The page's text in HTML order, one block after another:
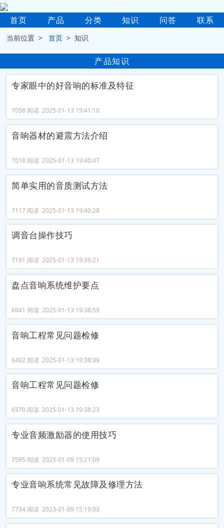
首页 产品 分类 知识 问答 联系
当前位置 >首页 > 知识
产品知识
专家眼中的好音响的标准及特征
7058 阅读 2025-01-13 19:41:10
音响器材的避震方法介绍
7018 阅读 2025-01-13 19:40:47
简单实用的音质测试方法
7117 阅读 2025-01-13 19:40:28
调音台操作技巧
7191 阅读 2025-01-13 19:39:21
盘点音响系统维护要点
6641 阅读 2025-01-13 19:38:59
音响工程常见问题检修
6492 阅读 2025-01-13 19:38:39
音响工程常见问题检修
6570 阅读 2025-01-13 19:38:23
专业音频激励器的使用技巧
7595 阅读 2023-01-09 15:21:09
专业音响系统常见故障及修理方法
7734 阅读 2023-01-09 15:19:03